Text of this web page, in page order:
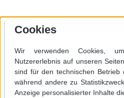
Cookies
Wir verwenden Cookies,
Nutzererlebnis auf unseren
sind für den technischen Betrieb
während andere zu
Anzeige personalisierter Inhalte